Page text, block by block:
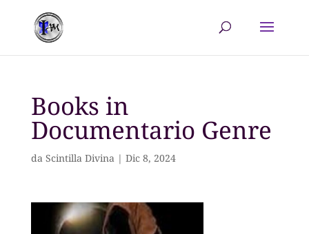
Books in
Documentario Genre
da Scintilla Divina| Dic 8, 2024